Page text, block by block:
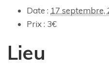
Date : 17 septembre,
Prix : 3€
Lieu